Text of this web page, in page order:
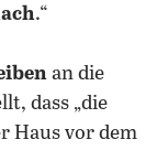
.“
an die
dass „die
Haus vor dem